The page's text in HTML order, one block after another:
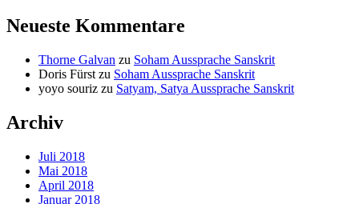
Neueste Kommentare
Thorne Galvan zu Soham Aussprache Sanskrit
Doris Fürst zu Soham Aussprache Sanskrit
yoyo souriz zu Satyam, Satya Aussprache Sanskrit
Archiv
Juli 2018
Mai 2018
April 2018
Januar 2018